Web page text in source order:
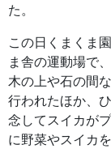
た。
この日くまくま
ま舎の運動場で
木の上や石の間
行われたほか、
念してスイカが
に野菜やスイカ